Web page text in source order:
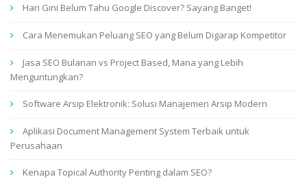
Hari Gini Belum Tahu Google Discover? Sayang Banget!
Cara Menemukan Peluang SEO yang Belum Digarap Kompetitor
Jasa SEO Bulanan vs Project Based, Mana yang Lebih
Menguntungkan?
Software Arsip Elektronik: Solusi Manajemen Arsip Modern
Aplikasi Document Management System Terbaik untuk
Perusahaan
Kenapa Topical Authority Penting dalam SEO?